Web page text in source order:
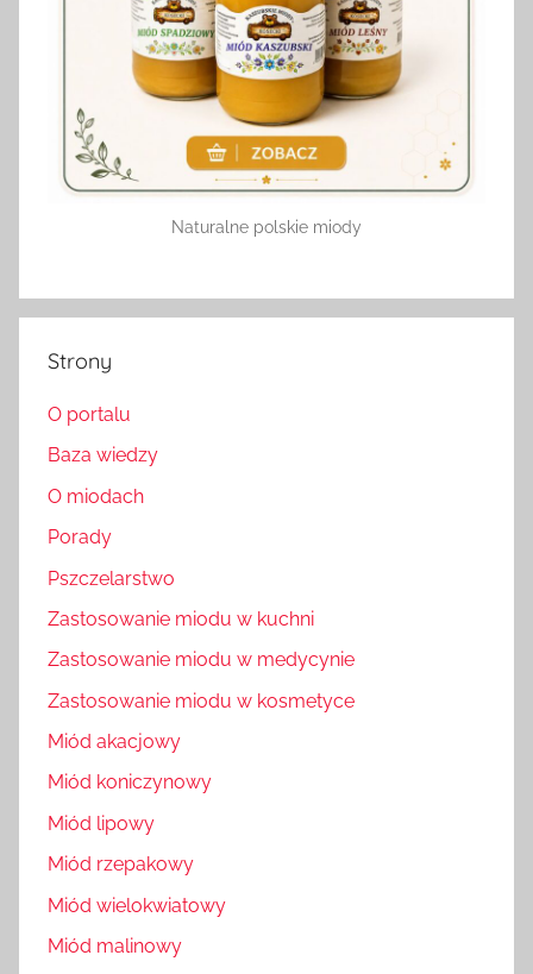
Naturalne polskie miody
Strony
O portalu
Baza wiedzy
O miodach
Porady
Pszczelarstwo
Zastosowanie miodu w kuchni
Zastosowanie miodu w medycynie
Zastosowanie miodu w kosmetyce
Miód akacjowy
Miód koniczynowy
Miód lipowy
Miód rzepakowy
Miód wielokwiatowy
Miód malinowy